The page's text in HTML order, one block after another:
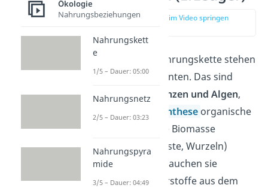
zur Stelle im Video springen
Am Anfang der Nahrungskette stehen
die Primärproduzenten. Das sind
hauptsächlichPflanzen und Algen,
die durch
Photosynthese organische
Stoffe, sogenannte Biomasse
(Beispiel: Blätter, Äste, Wurzeln)
herstellen. Dazu brauchen sie
anorganische Nährstoffe aus dem
Ökologie
Nahrungsbeziehungen
Nahrungskett
e
1/5 – Dauer: 05:00
Nahrungsnetz
2/5 – Dauer: 03:23
Nahrungspyra
mide
3/5 – Dauer: 04:49